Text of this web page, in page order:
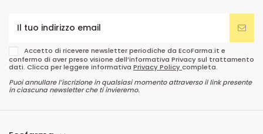
Accetto di ricevere newsletter periodiche da EcoFarma.it e
confermo di aver preso visione dell’informativa Privacy sul trattamento
dati. Clicca per leggere informativa Privacy Policycompleta.
Puoi annullare l’iscrizione in qualsiasi momento attraverso il link presente
in ciascuna newsletter che ti invieremo.